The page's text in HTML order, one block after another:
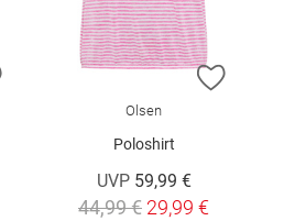
ZUR WUNSCHLISTE HINZUFÜGEN
ZUR
Olsen
Poloshirt
UVP 59,99 €
44,99 € 29,99 €